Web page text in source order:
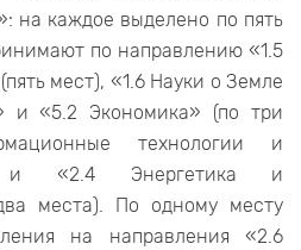
на каждое выделено по пять
по направлению «1.5
мест), «1.6 Науки о Земле
и «5.2 Экономика» (по три
технологии и
и «2.4 Энергетика и
места). По одному месту
на направления «2.6